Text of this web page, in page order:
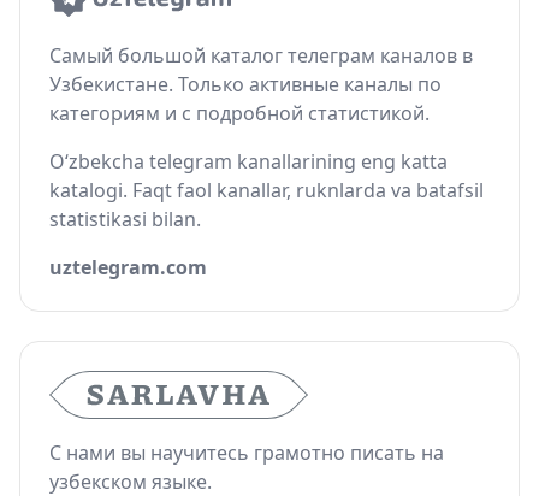
Самый большой каталог телеграм каналов в
Узбекистане. Только активные каналы по
категориям и с подробной статистикой.
O‘zbekcha telegram kanallarining eng katta
katalogi. Faqt faol kanallar, ruknlarda va batafsil
statistikasi bilan.
uztelegram.com
С нами вы научитесь грамотно писать на
узбекском языке.